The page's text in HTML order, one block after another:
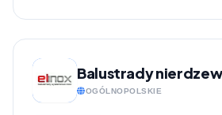
OGÓLNOPOLSKIE